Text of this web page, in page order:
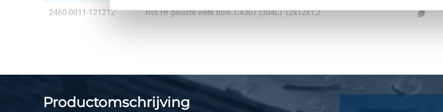
2460-0011-121212 Rvs Hf gelaste vierk buis 1.4307 (304L) 12x12x1,2
Rvs Hf gelaste vierk buis 1.4307 (304L) 20x20x1,2
2460-0011-252512 Rvs Hf gelaste vierk buis 1.4307 (304L) 25x25x1,2
Productomschrijving